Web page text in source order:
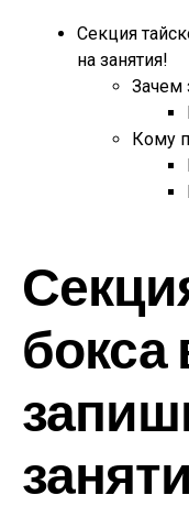
Секция
на занятия!
Зачем
Кому
бокса